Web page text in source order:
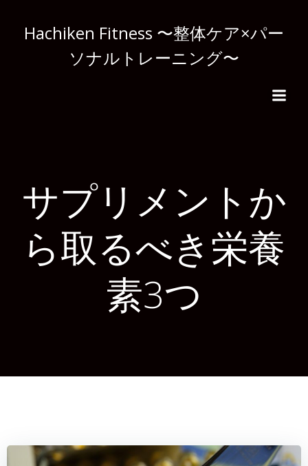
ン
Hachiken Fitness 〜整体ケア×パー
ソナルトレーニング〜
サプリメントか
ら取るべき栄養
素3つ